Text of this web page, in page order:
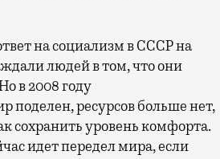
на социализм в СССР на
людей в том, что они
в 2008 году
поделен, ресурсов больше нет,
сохранить уровень комфорта.
идет передел мира, если